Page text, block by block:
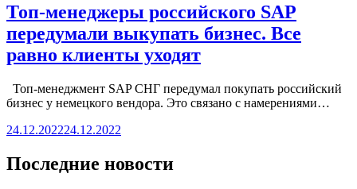
Топ-менеджеры российского SAP
передумали выкупать бизнес. Все
равно клиенты уходят
Топ-менеджмент SAP СНГ передумал покупать российский
бизнес у немецкого вендора. Это связано с намерениями…
24.12.202224.12.2022
Последние новости